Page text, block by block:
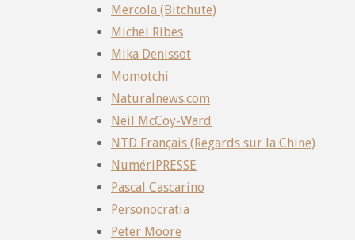
Mercola (Bitchute)
Michel Ribes
Mika Denissot
Momotchi
Naturalnews.com
Neil McCoy-Ward
NTD Français (Regards sur la Chine)
NumériPRESSE
Pascal Cascarino
Personocratia
Peter Moore